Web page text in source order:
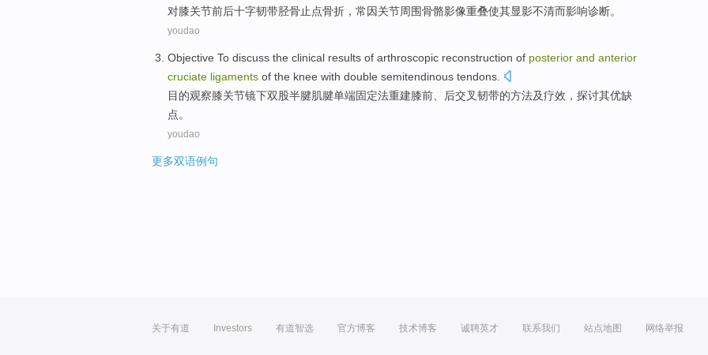
对膝关节前后十字韧带胫骨止点骨折 ， 常因关节周围骨骼影像重叠使其显影不清而影响诊断。
youdao
Objective To discuss the clinical results of arthroscopic reconstruction of posterior and anterior
cruciate ligaments of the knee with double semitendinous tendons
目的观察膝关节镜下双 股半腱肌腱单端固定法重建膝前、 后交叉韧带的方法及疗效 ， 探讨其优缺
点。
youdao
更多双语例句
关于有道 Investors 有道智选 官方博客 技术博客 诚聘英才 联系我们 站点地图 网络举报